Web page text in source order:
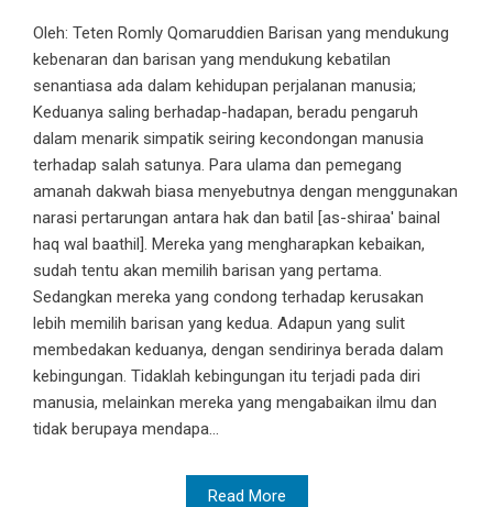
Oleh: Teten Romly Qomaruddien Barisan yang mendukung
kebenaran dan barisan yang mendukung kebatilan
senantiasa ada dalam kehidupan perjalanan manusia;
Keduanya saling berhadap-hadapan, beradu pengaruh
dalam menarik simpatik seiring kecondongan manusia
terhadap salah satunya. Para ulama dan pemegang
amanah dakwah biasa menyebutnya dengan menggunakan
narasi pertarungan antara hak dan batil [as-shiraa' bainal
haq wal baathil]. Mereka yang mengharapkan kebaikan,
sudah tentu akan memilih barisan yang pertama.
Sedangkan mereka yang condong terhadap kerusakan
lebih memilih barisan yang kedua. Adapun yang sulit
membedakan keduanya, dengan sendirinya berada dalam
kebingungan. Tidaklah kebingungan itu terjadi pada diri
manusia, melainkan mereka yang mengabaikan ilmu dan
tidak berupaya mendapa...
Read More